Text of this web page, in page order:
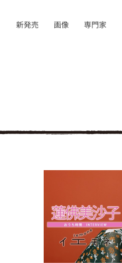
新発売 画像 専門家